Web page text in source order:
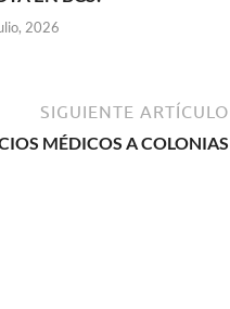
2026
SIGUIENTE ARTÍCULO
MÉDICOS A COLONIAS